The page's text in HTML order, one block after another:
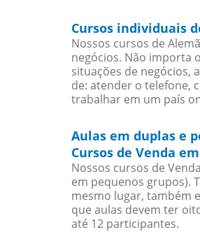
Cursos individuais
Nossos cursos de
negócios. Não importa
situações de negócios,
de: atender o telefone,
trabalhar em um país
Aulas em duplas e
Cursos de Venda
Nossos cursos de
em pequenos grupos).
mesmo lugar, também
que aulas devem ter
até 12 participantes.